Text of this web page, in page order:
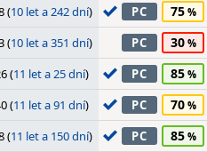
(10 let a 242 dní) PC 75
(10 let a 351 dní) PC 30
(11 let a 25 dní) PC 85
(11 let a 91 dní) PC 70
(11 let a 150 dní) PC 85